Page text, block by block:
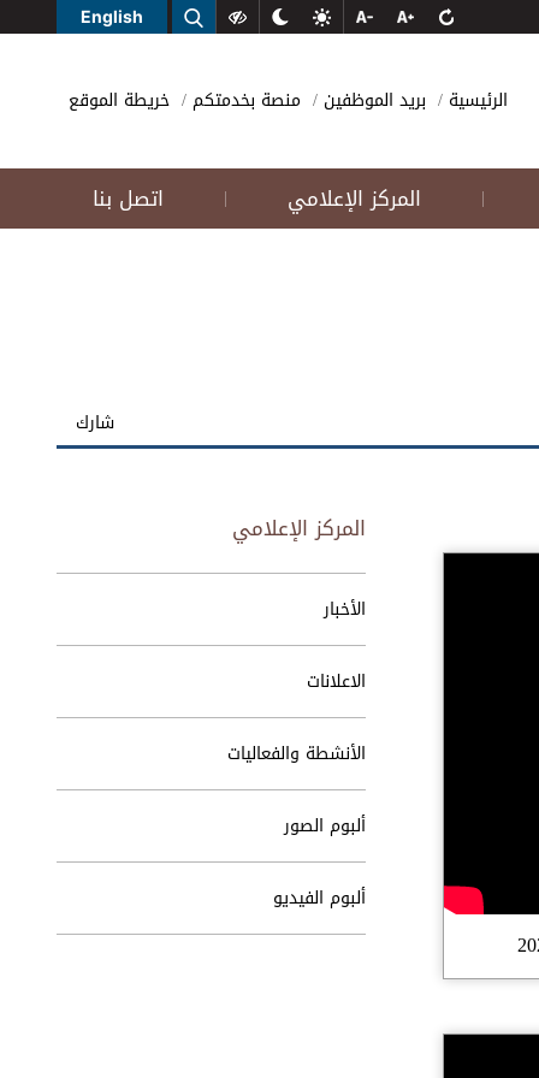
English
الرئيسية بريد الموظفين منصة بخدمتكم خريطة الموقع
| المركز الإعلامي | اتصل بنا
شارك
المركز الإعلامي
الأخبار
الاعلانات
الأنشطة والفعاليات
ألبوم الصور
ألبوم الفيديو